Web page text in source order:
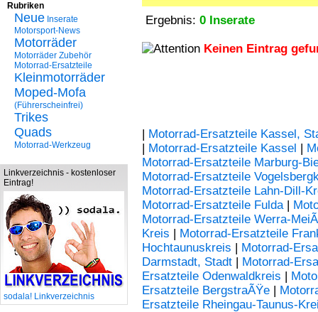
Rubriken
Neue Inserate
Motorsport-News
Motorräder
Motorräder Zubehör
Motorrad-Ersatzteile
Kleinmotorräder
Moped-Mofa
(Führerscheinfrei)
Trikes
Quads
Motorrad-Werkzeug
Linkverzeichnis - kostenloser
Eintrag!
sodala! Linkverzeichnis
Ergebnis: 0 Inserate
Keinen Eintrag
| Motorrad-Ersatzteile Kassel,
| Motorrad-Ersatzteile Kassel |
Motorrad-Ersatzteile Marburg-
Motorrad-Ersatzteile
Motorrad-Ersatzteile Lahn-Dill-
Motorrad-Ersatzteile Fulda|
Motorrad-Ersatzteile Werra-
Kreis | Motorrad-Ersatzteile
Hochtaunuskreis | Motorrad-
Darmstadt, Stadt | Motorrad-
Ersatzteile Odenwaldkreis |
Ersatzteile BergstraÃŸe |
Ersatzteile Rheingau-Taunus-